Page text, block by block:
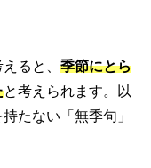
ると、 季節にとら
と考えられます。以
たない「無季句」